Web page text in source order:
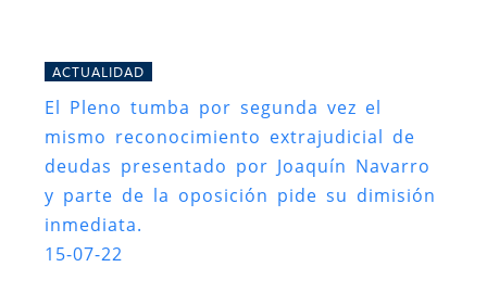
ACTUALIDAD
El Pleno tumba por segunda vez el
mismo reconocimiento extrajudicial de
deudas presentado por Joaquín Navarro
y parte de la oposición pide su dimisión
inmediata.
15-07-22